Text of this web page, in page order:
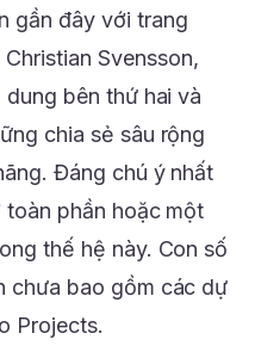
gần đây với trang
Christian Svensson,
bên thứ hai và
chia sẻ sâu rộng
Đáng chú ý nhất
phần hoặc một
thế hệ này. Con số
chưa bao gồm các dự
Projects.